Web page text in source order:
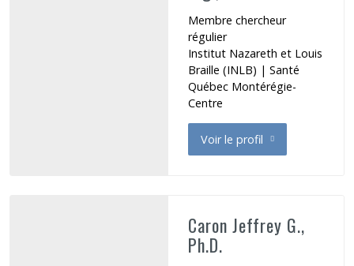
Membre chercheur
régulier
Institut Nazareth et Louis
Braille (INLB) | Santé
Québec Montérégie-
Centre
Voir le profil
de Carignan Mathieu
Caron Jeffrey G.,
Ph.D.